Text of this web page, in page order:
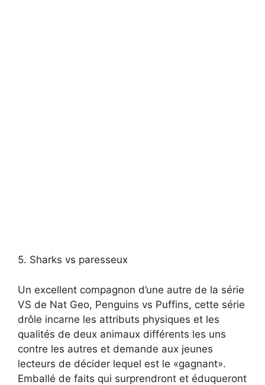
5. Sharks vs paresseux
Un excellent compagnon d’une autre de la série
VS de Nat Geo, Penguins vs Puffins, cette série
drôle incarne les attributs physiques et les
qualités de deux animaux différents les uns
contre les autres et demande aux jeunes
lecteurs de décider lequel est le «gagnant».
Emballé de faits qui surprendront et éduqueront